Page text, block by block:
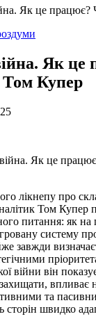
Як це
Як це
Том Купер
лікнепу про
Том Купер
питання: як на
систему
завжди
війни він
впливає
та
сторін швидко